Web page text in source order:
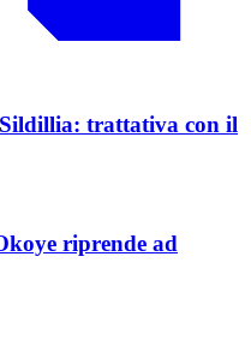
trattativa con il
riprende ad